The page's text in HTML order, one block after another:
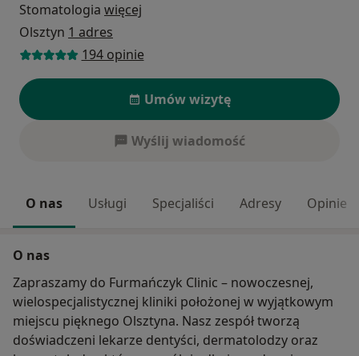
Stomatologia więcej
Olsztyn 1 adres
194 opinie
Umów wizytę
Wyślij wiadomość
O nas Usługi Specjaliści Adresy Opinie
O nas
Zapraszamy do Furmańczyk Clinic – nowoczesnej,
wielospecjalistycznej kliniki położonej w wyjątkowym
miejscu pięknego Olsztyna. Nasz zespół tworzą
doświadczeni lekarze dentyści, dermatolodzy oraz